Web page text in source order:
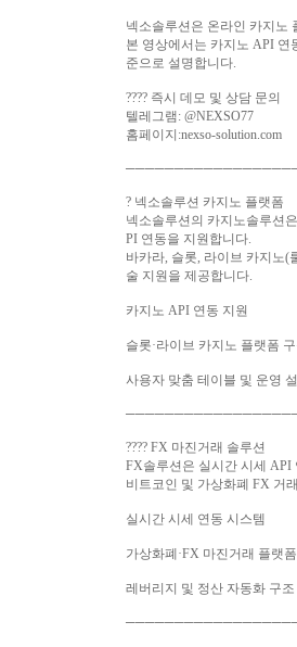
넥소솔루션은 온라인 카지노
본 영상에서는 카지노 API 연
준으로 설명합니다.
???? 즉시 데모 및 상담 문의
텔레그램: @NEXSO77
홈페이지:nexso-solution.com
? 넥소솔루션 카지노 플랫폼
넥소솔루션의 카지노솔루션
PI 연동을 지원합니다.
바카라, 슬롯, 라이브 카지노(
술 지원을 제공합니다.
카지노 API 연동 지원
슬롯·라이브 카지노 플랫폼
사용자 맞춤 테이블 및 운영
???? FX 마진거래 솔루션
FX솔루션은 실시간 시세 API
비트코인 및 가상화폐 FX 거
실시간 시세 연동 시스템
가상화폐·FX 마진거래 플랫폼
레버리지 및 정산 자동화 구조